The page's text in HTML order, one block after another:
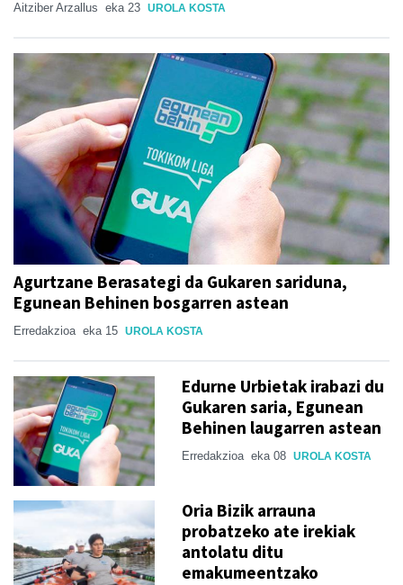
Aitziber Arzallus eka 23 UROLA KOSTA
Agurtzane Berasategi da Gukaren sariduna,
Egunean Behinen bosgarren astean
Erredakzioa eka 15 UROLA KOSTA
Edurne Urbietak irabazi du
Gukaren saria, Egunean
Behinen laugarren astean
Erredakzioa eka 08 UROLA KOSTA
Oria Bizik arrauna
probatzeko ate irekiak
antolatu ditu
emakumeentzako